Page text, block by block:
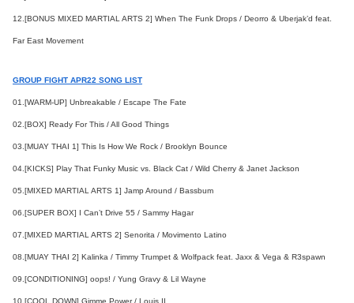
12.[BONUS MIXED MARTIAL ARTS 2] When The Funk Drops / Deorro & Uberjak’d feat.
Far East Movement
GROUP FIGHT APR22 SONG LIST
01.[WARM-UP] Unbreakable / Escape The Fate
02.[BOX] Ready For This / All Good Things
03.[MUAY THAI 1] This Is How We Rock / Brooklyn Bounce
04.[KICKS] Play That Funky Music vs. Black Cat / Wild Cherry & Janet Jackson
05.[MIXED MARTIAL ARTS 1] Jamp Around / Bassbum
06.[SUPER BOX] I Can’t Drive 55 / Sammy Hagar
07.[MIXED MARTIAL ARTS 2] Senorita / Movimento Latino
08.[MUAY THAI 2] Kalinka / Timmy Trumpet & Wolfpack feat. Jaxx & Vega & R3spawn
09.[CONDITIONING] oops! / Yung Gravy & Lil Wayne
10.[COOL DOWN] Gimme Power / Louis II